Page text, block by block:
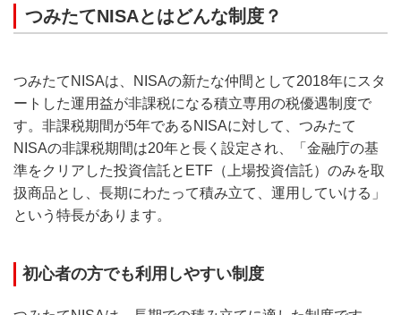
つみたてNISAとはどんな制度？
つみたてNISAは、NISAの新たな仲間として2018年にスタ
ートした運用益が非課税になる積立専用の税優遇制度で
す。非課税期間が5年であるNISAに対して、つみたて
NISAの非課税期間は20年と長く設定され、「金融庁の基
準をクリアした投資信託とETF（上場投資信託）のみを取
扱商品とし、長期にわたって積み立て、運用していける」
という特長があります。
初心者の方でも利用しやすい制度